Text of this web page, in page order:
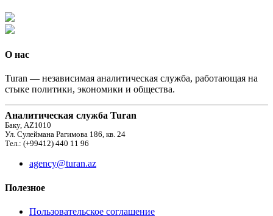
О нас
Turan — независимая аналитическая служба, работающая на
стыке политики, экономики и общества.
Аналитическая служба Turan
Баку, AZ1010
Ул. Сулеймана Рагимова 186, кв. 24
Тел.: (+99412) 440 11 96
agency@turan.az
Полезное
Пользовательское соглашение